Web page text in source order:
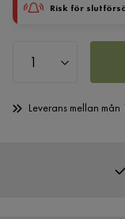
Risk för
Leverans mellan